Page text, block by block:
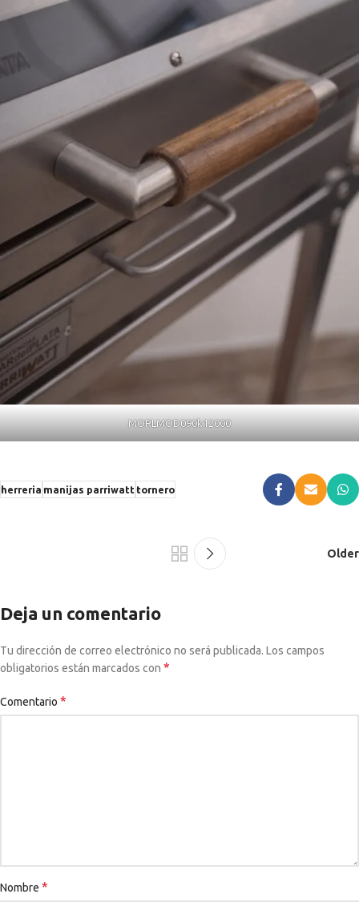
MORLMOD090k12000
herreria manijas parriwatt tornero
Older
Deja un comentario
Tu dirección de correo electrónico no será publicada. Los campos
obligatorios están marcados con *
Comentario *
Nombre *